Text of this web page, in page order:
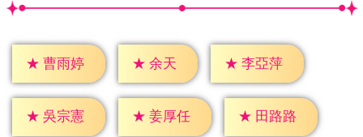
★ 曹雨婷 ★ 余天 ★ 李亞萍
★ 吳宗憲 ★ 姜厚任 ★ 田路路